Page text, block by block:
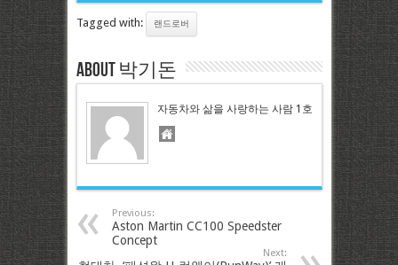
Tagged with: 랜드로버
About 박기돈
자동차와 삶을 사랑하는 사람 1호
Previous:
Aston Martin CC100 Speedster
Concept
Next: